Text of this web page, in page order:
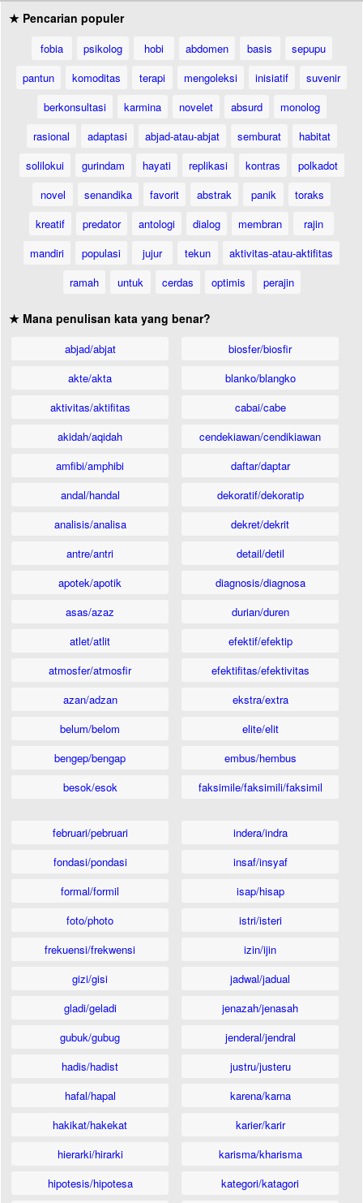
★ Pencarian populer
fobia psikolog hobi abdomen basis
sepupu
pantun
komoditas terapi mengoleksi inisiatif
suvenir
berkonsultasi
karmina novelet absurd
monolog
rasional
adaptasi abjad-atau-abjat semburat
habitat
solilokui
gurindam hayati replikasi kontras
polkadot
novel
senandika favorit abstrak panik
toraks
kreatif
predator antologi dialog membran
rajin
mandiri
populasi jujur tekun
aktivitas-atau-aktifitas
ramah
untuk cerdas optimis perajin
★ Mana penulisan kata yang benar?
abjad/abjat
akte/akta
aktivitas/aktifitas
akidah/aqidah
amfibi/amphibi
andal/handal
analisis/analisa
antre/antri
apotek/apotik
asas/azaz
atlet/atlit
atmosfer/atmosfir
azan/adzan
belum/belom
bengep/bengap
besok/esok
biosfer/biosfir
blanko/blangko
cabai/cabe
cendekiawan/cendikiawan
daftar/daptar
dekoratif/dekoratip
dekret/dekrit
detail/detil
diagnosis/diagnosa
durian/duren
efektif/efektip
efektifitas/efektivitas
ekstra/extra
elite/elit
embus/hembus
faksimile/faksimili/faksimil
februari/pebruari
fondasi/pondasi
formal/formil
foto/photo
frekuensi/frekwensi
gizi/gisi
gladi/geladi
gubuk/gubug
hadis/hadist
hafal/hapal
hakikat/hakekat
hierarki/hirarki
hipotesis/hipotesa
indera/indra
insaf/insyaf
isap/hisap
istri/isteri
izin/ijin
jadwal/jadual
jenazah/jenasah
jenderal/jendral
justru/justeru
karena/karna
karier/karir
karisma/kharisma
kategori/katagori